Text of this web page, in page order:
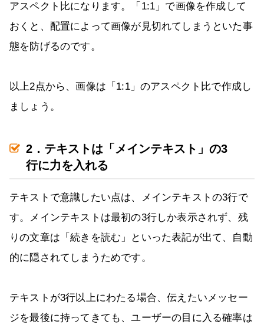
アスペクト比になります。「1:1」で画像を作成して
おくと、配置によって画像が見切れてしまうといた事
態を防げるのです。
以上2点から、画像は「1:1」のアスペクト比で作成し
ましょう。
2．テキストは「メインテキスト」の3
行に力を入れる
テキストで意識したい点は、メインテキストの3行で
す。メインテキストは最初の3行しか表示されず、残
りの文章は「続きを読む」といった表記が出て、自動
的に隠されてしまうためです。
テキストが3行以上にわたる場合、伝えたいメッセー
ジを最後に持ってきても、ユーザーの目に入る確率は